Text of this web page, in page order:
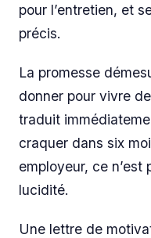
pour l’entretien, et
précis.
La promesse
donner pour vivre
traduit
craquer dans six
employeur, ce n’est
lucidité.
Une lettre de